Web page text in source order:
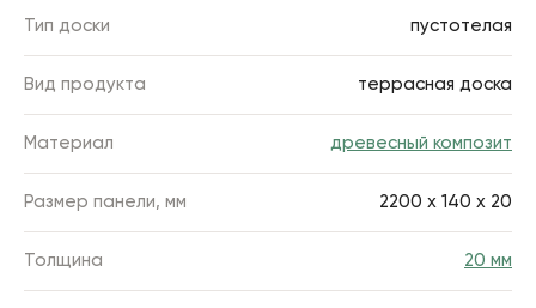
Тип доски пустотелая
Вид продукта террасная доска
Материал древесный композит
Размер панели, мм 2200 х 140 х 20
Толщина 20 мм